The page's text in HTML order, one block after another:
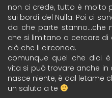
non ci crede, tutto è molto
sui bordi del Nulla. Poi ci
da che parte stanno…che
che si limitano a cercare di
ciò che li circonda.
comunque quel che dici
vita si può trovare anche in
nasce niente, è dal letame
un saluto a te